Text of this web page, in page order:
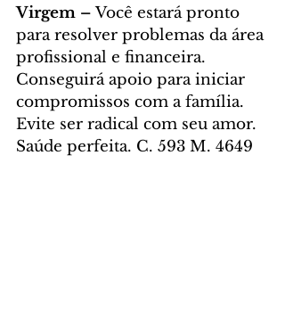
Virgem – Você estará pronto
para resolver problemas da área
profissional e financeira.
Conseguirá apoio para iniciar
compromissos com a família.
Evite ser radical com seu amor.
Saúde perfeita. C. 593 M. 4649